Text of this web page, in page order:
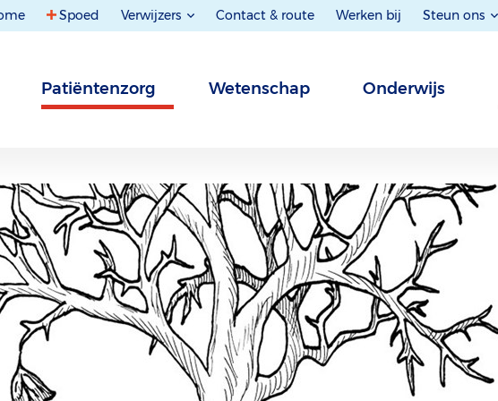
Spoed Verwijzers Contact & route Werken bij Steun ons
Patiëntenzorg Wetenschap Onderwijs